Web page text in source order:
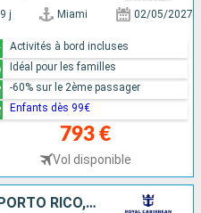
9 j Miami 02/05/2027
793 €
Vol disponible
Activités à bord incluses
Idéal pour les familles
-60% sur le 2ème passager
Enfants dès 99€
RÉPUBLIQUE DOMINICAINE, PORTO RICO, ARUBA, CURAÇAO, ÉTATS-UNIS